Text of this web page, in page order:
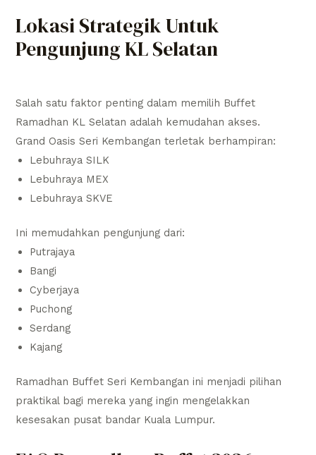
Lokasi Strategik Untuk
Pengunjung KL Selatan
Salah satu faktor penting dalam memilih Buffet
Ramadhan KL Selatan adalah kemudahan akses.
Grand Oasis Seri Kembangan terletak berhampiran:
Lebuhraya SILK
Lebuhraya MEX
Lebuhraya SKVE
Ini memudahkan pengunjung dari:
Putrajaya
Bangi
Cyberjaya
Puchong
Serdang
Kajang
Ramadhan Buffet Seri Kembangan ini menjadi pilihan
praktikal bagi mereka yang ingin mengelakkan
kesesakan pusat bandar Kuala Lumpur.